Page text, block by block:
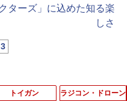
クターズ」に込めた知る楽
しさ
3
トイガン ラジコン・ドローン